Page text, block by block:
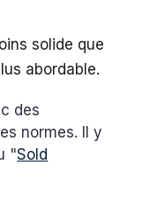
solide que
abordable.
des
normes. Il y
"Sold